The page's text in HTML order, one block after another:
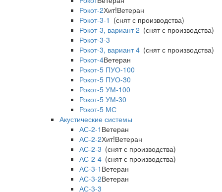
Рокот-2Хит!Ветеран
Рокот-3-1 (снят с производства)
Рокот-3, вариант 2 (снят с производства)
Рокот-3-3
Рокот-3, вариант 4 (снят с производства)
Рокот-4Ветеран
Рокот-5 ПУО-100
Рокот-5 ПУО-30
Рокот-5 УМ-100
Рокот-5 УМ-30
Рокот-5 МС
Акустические системы
АС-2-1 Ветеран
АС-2-2Хит!Ветеран
АС-2-3 (снят с производства)
АС-2-4 (снят с производства)
АС-3-1 Ветеран
АС-3-2Ветеран
АС-3-3